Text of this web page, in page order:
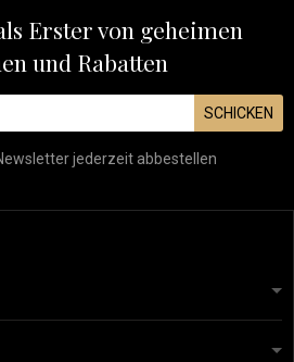
Erster von geheimen
und Rabatten
SCHICKEN
jederzeit abbestellen
von 24 Stunden antworten.